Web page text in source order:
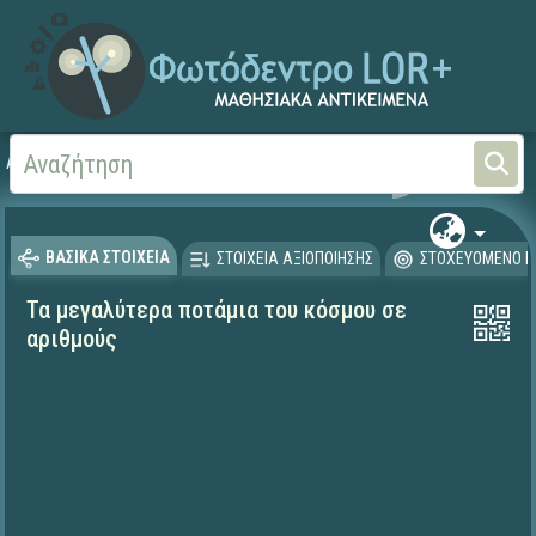
Αρχική Γεωγραφία-Γεωλογία
ΒΑΣΙΚΑ ΣΤΟΙΧΕΙΑ ΣΤΟΙΧΕΙΑ ΑΞΙΟΠΟΙΗΣΗΣ ΣΤΟΧΕΥΟΜΕΝΟ
Τα μεγαλύτερα ποτάμια του κόσμου σε
αριθμούς